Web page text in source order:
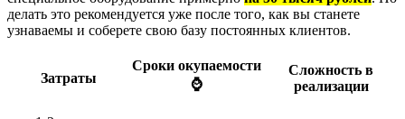
делать это рекомендуется уже после того, как вы станете
узнаваемы и соберете свою базу постоянных клиентов.
Затраты
Сроки окупаемости
⌚
Сложность в
реализации